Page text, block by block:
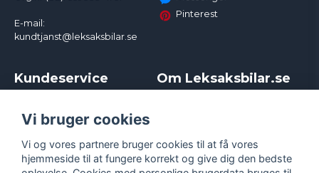
E-mail:
kundtjanst@leksaksbilar.se
Pinterest
Kundeservice
Kampagner og rabatter
Reklamation
Policy chase cars
Returnera
Om Leksaksbilar.se
Handelsbetingelser
Persondatapolitik
Vi bruger cookies
Vi og vores partnere bruger cookies til at få vores
hjemmeside til at fungere korrekt og give dig den bedste